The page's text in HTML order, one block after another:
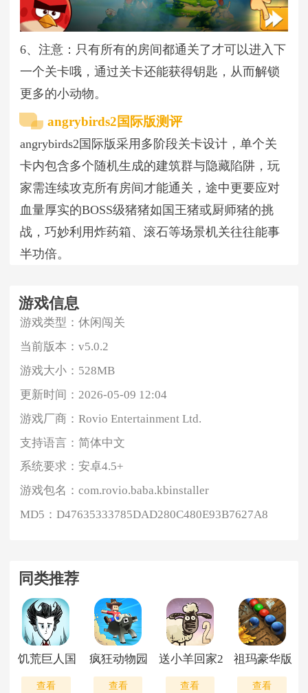
6、注意：只有所有的房间都通关了才可以进入下
一个关卡哦，通过关卡还能获得钥匙，从而解锁
更多的小动物。
angrybirds2国际版测评
angrybirds2国际版采用多阶段关卡设计，单个关
卡内包含多个随机生成的建筑群与隐藏陷阱，玩
家需连续攻克所有房间才能通关，途中更要应对
血量厚实的BOSS级猪猪如国王猪或厨师猪的挑
战，巧妙利用炸药箱、滚石等场景机关往往能事
半功倍。
游戏信息
游戏类型：休闲闯关
当前版本：v5.0.2
游戏大小： 528MB
更新时间：2026-05-09 12:04
游戏厂商：Rovio Entertainment Ltd.
支持语言：简体中文
系统要求：安卓4.5+
游戏包名：com.rovio.baba.kbinstaller
MD5：D47635333785DAD280C480E93B7627A8
同类推荐
饥荒巨人国
查看
疯狂动物园
查看
送小羊回家2
查看
祖玛豪华版
查看